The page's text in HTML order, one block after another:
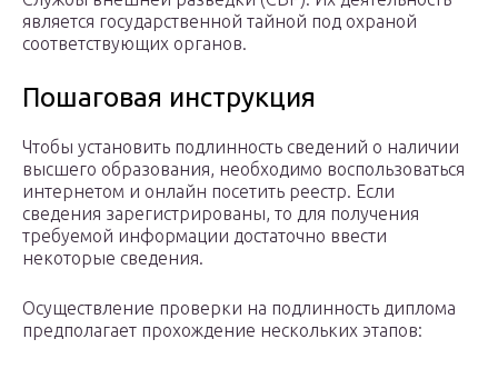
является государственной тайной под охраной
соответствующих органов.
Пошаговая инструкция
Чтобы установить подлинность сведений о наличии
высшего образования, необходимо воспользоваться
интернетом и онлайн посетить реестр. Если
сведения зарегистрированы, то для получения
требуемой информации достаточно ввести
некоторые сведения.
Осуществление проверки на подлинность диплома
предполагает прохождение нескольких этапов: